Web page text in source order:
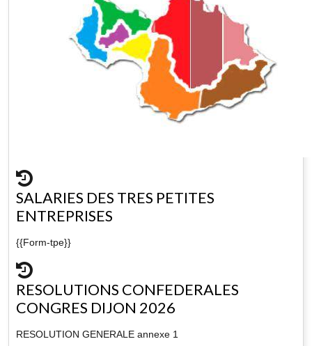
SALARIES DES TRES PETITES
ENTREPRISES
{{Form-tpe}}
RESOLUTIONS CONFEDERALES
CONGRES DIJON 2026
RESOLUTION GENERALE annexe 1